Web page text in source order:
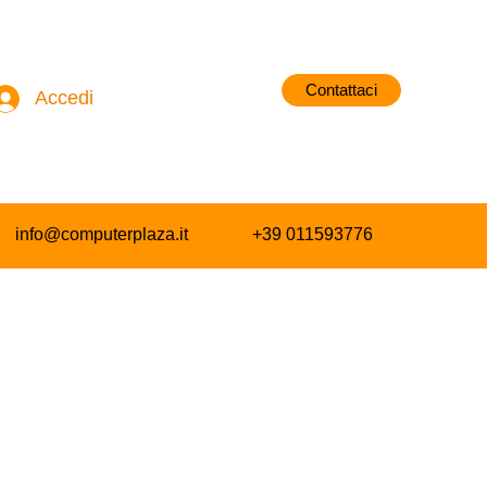
Accedi Contattaci
info@computerplaza.it +39 011593776